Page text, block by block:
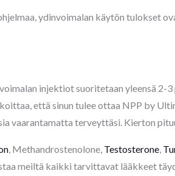
ydinvoimalan käytön tulokset
injektiot suoritetaan yleensä 2-3
että sinun tulee ottaa NPP by
vaarantamatta terveyttäsi. Kierton
, Methandrostenolone, Testosterone,
meiltä kaikki tarvittavat lääkkeet